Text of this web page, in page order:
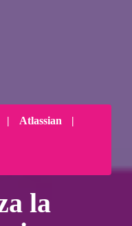
| Atlassian
|
la